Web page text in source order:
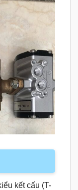
kết cấu (T-